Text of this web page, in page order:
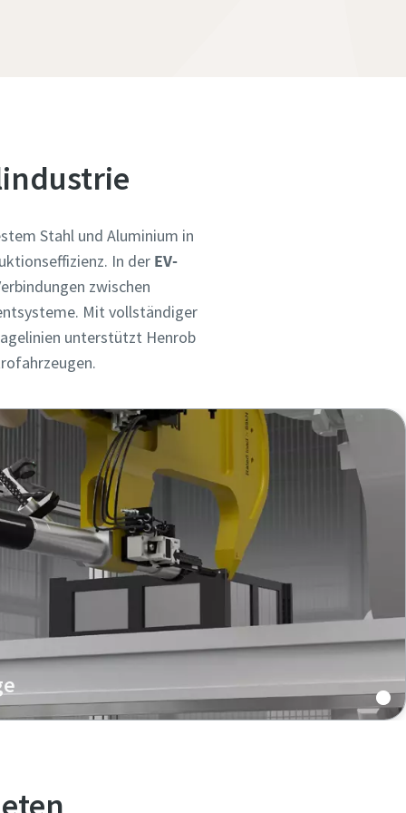
Stahl und Aluminium in
In der EV-
zwischen
Mit vollständiger
unterstützt Henrob
eignen sich ideal für EV-Batteriewannen,